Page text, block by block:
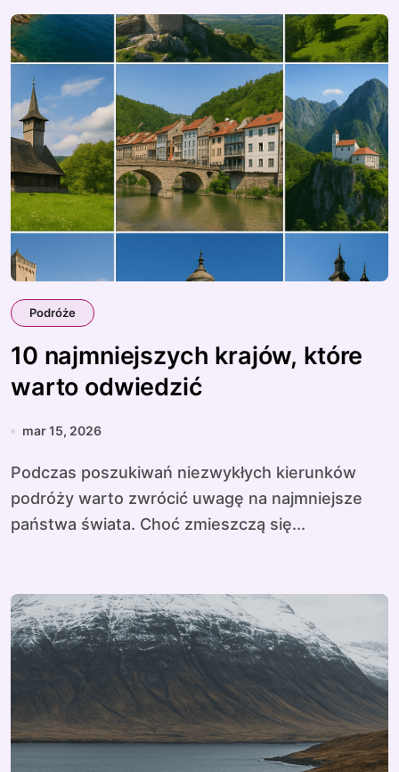
Podróże
10 najmniejszych krajów, które
warto odwiedzić
mar 15, 2026
Podczas poszukiwań niezwykłych kierunków
podróży warto zwrócić uwagę na najmniejsze
państwa świata. Choć zmieszczą się...